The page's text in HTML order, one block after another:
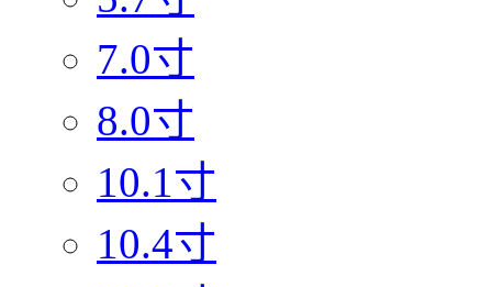
7.0寸
8.0寸
10.1寸
10.4寸